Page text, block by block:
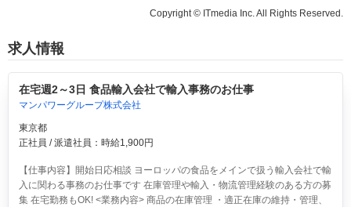
Copyright © ITmedia Inc. All Rights Reserved.
求人情報
在宅週2～3日 食品輸入会社で輸入事務のお仕事
マンパワーグループ株式会社
東京都
正社員 / 派遣社員：時給1,900円
【仕事内容】開始日応相談 ヨーロッパの食品をメインで扱う輸入会社で輸
入に関わる事務のお仕事です 在庫管理や輸入・物流管理経験のある方の募
集 在宅勤務もOK! <業務内容> 商品の在庫管理 ・適正在庫の維持・管理、